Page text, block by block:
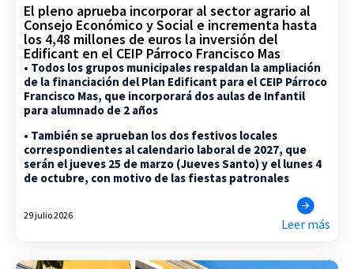
El pleno aprueba incorporar al sector agrario al
Consejo Económico y Social e incrementa hasta
los 4,48 millones de euros la inversión del
Edificant en el CEIP Párroco Francisco Mas
• Todos los grupos municipales respaldan la ampliación
de la financiación del Plan Edificant para el CEIP Párroco
Francisco Mas, que incorporará dos aulas de Infantil
para alumnado de 2 años
• También se aprueban los dos festivos locales
correspondientes al calendario laboral de 2027, que
serán el jueves 25 de marzo (Jueves Santo) y el lunes 4
de octubre, con motivo de las fiestas patronales
29 julio 2026
Leer más